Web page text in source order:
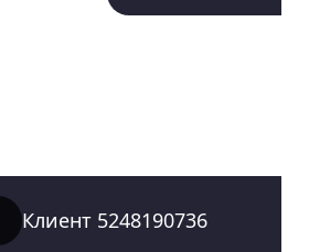
Клиент 5248190736